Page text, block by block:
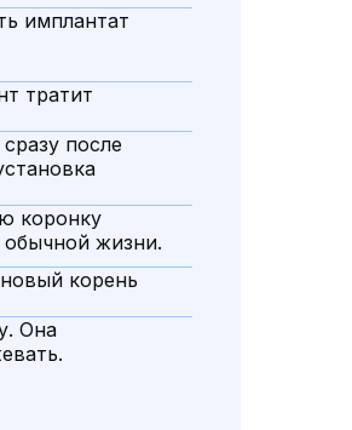
имплантат
тратит
после
коронку
жизни.
корень
Она